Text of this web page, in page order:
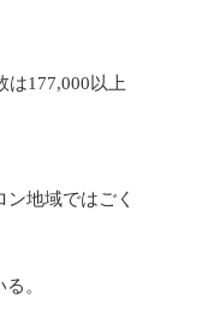
177,000以上
地域ではごく
。